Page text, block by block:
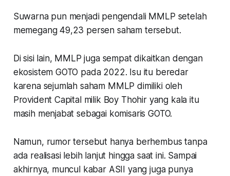
Suwarna pun menjadi pengendali MMLP setelah
memegang 49,23 persen saham tersebut.
Di sisi lain, MMLP juga sempat dikaitkan dengan
ekosistem GOTO pada 2022. Isu itu beredar
karena sejumlah saham MMLP dimiliki oleh
Provident Capital milik Boy Thohir yang kala itu
masih menjabat sebagai komisaris GOTO.
Namun, rumor tersebut hanya berhembus tanpa
ada realisasi lebih lanjut hingga saat ini. Sampai
akhirnya, muncul kabar ASII yang juga punya